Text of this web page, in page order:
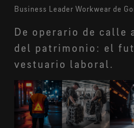
Business Leader Workwear de
De operario de calle
del patrimonio: el
vestuario laboral.